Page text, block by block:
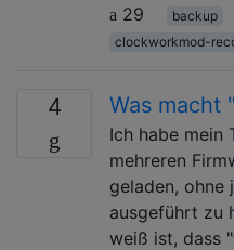
29
backup
clockworkmod-
4 Was macht
Ich habe mein
mehreren
geladen, ohne
ausgeführt zu
weiß ist, dass